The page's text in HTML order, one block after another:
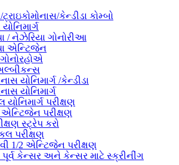
ટ્રાઇકોમોનાસ/કેન્ડીડા કોમ્બો
યોનિમાર્ગ
/ નેઝેરિયા ગોનોરીઆ
એન્ટિજેન
યોનિમાર્ગ /કેન્ડીડા
યોનિમાર્ગ
પરીક્ષણ
એન્ટિજેન પરીક્ષણ
સ્ટ્રેપ કરો
પરીક્ષણ
1/2 એન્ટિજેન પરીક્ષણ
પૂર્વ કેન્સર અને કેન્સર માટે સ્ક્રીનીંગ